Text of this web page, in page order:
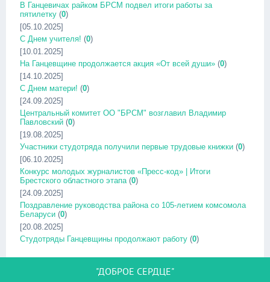
В Ганцевичах райком БРСМ подвел итоги работы за
пятилетку (0)
[05.10.2025]
С Днем учителя! (0)
[10.01.2025]
На Ганцевщине продолжается акция «От всей души» (0)
[14.10.2025]
С Днем матери! (0)
[24.09.2025]
Центральный комитет ОО "БРСМ" возглавил Владимир
Павловский (0)
[19.08.2025]
Участники студотряда получили первые трудовые книжки (0)
[06.10.2025]
Конкурс молодых журналистов «Пресс-код» | Итоги
Брестского областного этапа (0)
[24.09.2025]
Поздравление руководства района со 105-летием комсомола
Беларуси (0)
[20.08.2025]
Студотряды Ганцевщины продолжают работу (0)
"ДОБРОЕ СЕРДЦЕ"